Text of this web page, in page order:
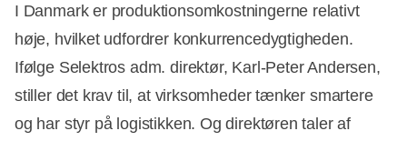
I Danmark er produktionsomkostningerne relativt
høje, hvilket udfordrer konkurrencedygtigheden.
Ifølge Selektros adm. direktør, Karl-Peter Andersen,
stiller det krav til, at virksomheder tænker smartere
og har styr på logistikken. Og direktøren taler af